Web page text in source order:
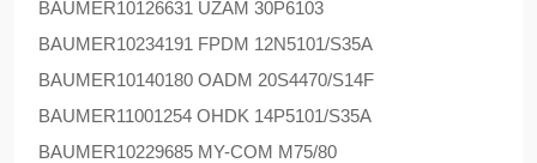
BAUMER10126631 UZAM 30P6103
BAUMER10234191 FPDM 12N5101/S35A
BAUMER10140180 OADM 20S4470/S14F
BAUMER11001254 OHDK 14P5101/S35A
BAUMER10229685 MY-COM M75/80